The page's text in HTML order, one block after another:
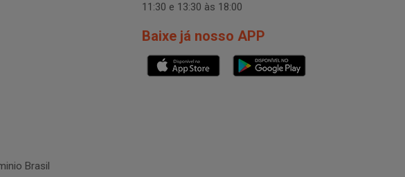
11:30 e 13:30 às 18:00
Baixe já nosso APP
Brasil